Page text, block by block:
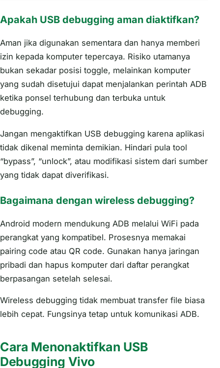
Apakah USB debugging aman diaktifkan?
Aman jika digunakan sementara dan hanya memberi
izin kepada komputer tepercaya. Risiko utamanya
bukan sekadar posisi toggle, melainkan komputer
yang sudah disetujui dapat menjalankan perintah ADB
ketika ponsel terhubung dan terbuka untuk
debugging.
Jangan mengaktifkan USB debugging karena aplikasi
tidak dikenal meminta demikian. Hindari pula tool
“bypass”, “unlock”, atau modifikasi sistem dari sumber
yang tidak dapat diverifikasi.
Bagaimana dengan wireless debugging?
Android modern mendukung ADB melalui WiFi pada
perangkat yang kompatibel. Prosesnya memakai
pairing code atau QR code. Gunakan hanya jaringan
pribadi dan hapus komputer dari daftar perangkat
berpasangan setelah selesai.
Wireless debugging tidak membuat transfer file biasa
lebih cepat. Fungsinya tetap untuk komunikasi ADB.
Cara Menonaktifkan USB
Debugging Vivo